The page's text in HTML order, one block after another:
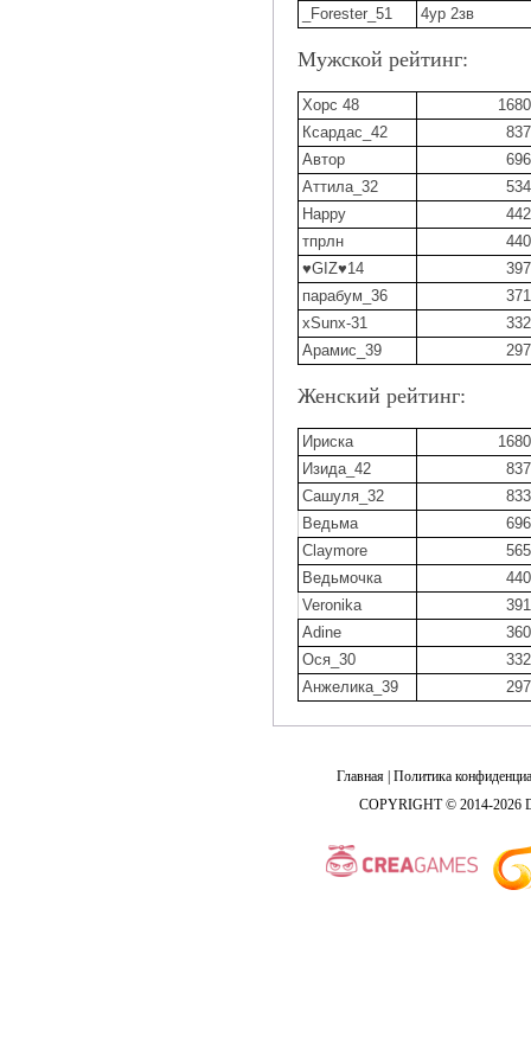
_Forester_51
4ур 2зв
Мужской рейтинг:
Хорс 48
1680
Ксардас_42
837
Автор
696
Аттила_32
534
Happy
442
тпрлн
440
♥GIZ♥14
397
парабум_36
371
xSunx-31
332
Арамис_39
297
Женский рейтинг:
Ириска
1680
Изида_42
837
Сашуля_32
833
Ведьма
696
Claymore
565
Ведьмочка
440
Veronika
391
Adine
360
Ося_30
332
Анжелика_39
297
Главная Политика
COPYRIGHT © 2014-2026